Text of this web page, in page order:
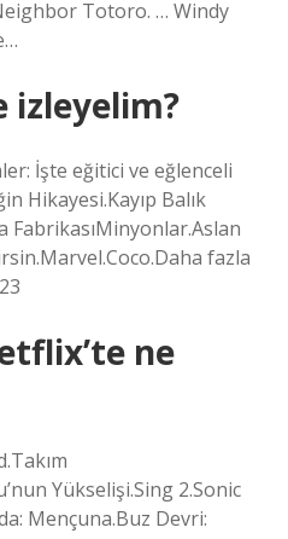
Totoro. … Windy
izleyelim?
İşte eğitici ve eğlenceli
Hikayesi.Kayıp Balık
FabrikasıMinyonlar.Aslan
fazla
ne
Yükselişi.Sing 2.Sonic
Mençuna.Buz Devri: